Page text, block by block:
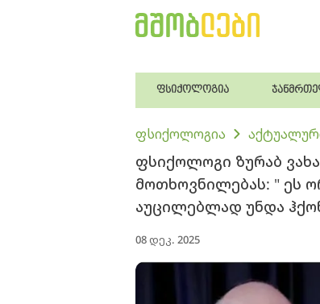
ფსიქოლოგია
ფსიქოლოგია
ფსიქოლოგი ზურაბ
მოთხოვნილებას: " ეს
აუცილებლად უნდა
08 დეკ. 2025